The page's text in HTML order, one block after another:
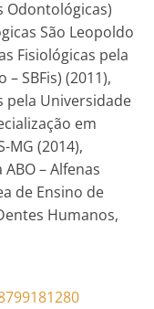
Odontológicas)
São Leopoldo
Fisiológicas pela
SBFis) (2011),
pela Universidade
em
MG (2014),
– Alfenas
de Ensino de
Humanos,